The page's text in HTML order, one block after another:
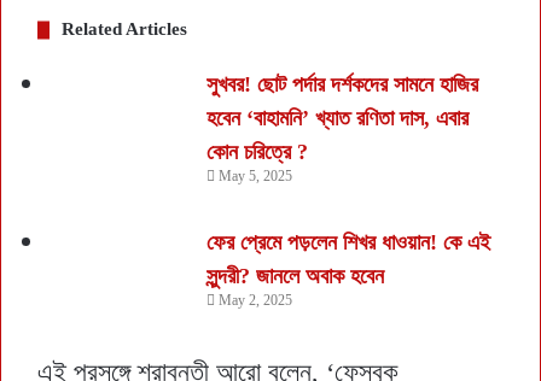
Related Articles
সুখবর! ছোট পর্দার দর্শকদের সামনে হাজির
হবেন ‘বাহামনি’ খ্যাত রণিতা দাস, এবার
কোন চরিত্রে ?
May 5, 2025
ফের প্রেমে পড়লেন শিখর ধাওয়ান! কে এই
সুন্দরী? জানলে অবাক হবেন
May 2, 2025
এই প্রসঙ্গে শ্রাবন্তী আরো বলেন, ‘ফেসবুক